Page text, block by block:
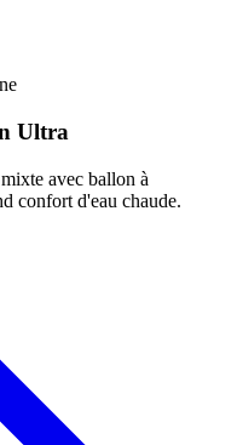
Ultra
avec ballon à
confort d'eau chaude.